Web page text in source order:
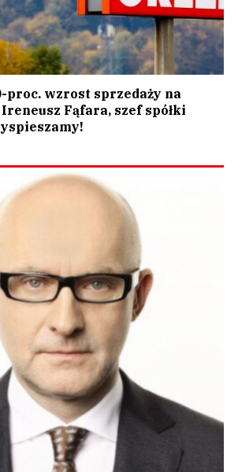
proc. wzrost sprzedaży na
Fąfara, szef spółki